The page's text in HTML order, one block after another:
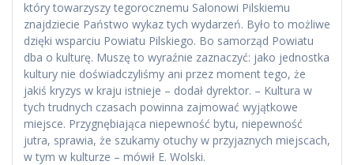
który towarzyszy tegorocznemu Salonowi Pilskiemu
znajdziecie Państwo wykaz tych wydarzeń. Było to możliwe
dzięki wsparciu Powiatu Pilskiego. Bo samorząd Powiatu
dba o kulturę. Muszę to wyraźnie zaznaczyć: jako jednostka
kultury nie doświadczyliśmy ani przez moment tego, że
jakiś kryzys w kraju istnieje – dodał dyrektor. – Kultura w
tych trudnych czasach powinna zajmować wyjątkowe
miejsce. Przygnębiająca niepewność bytu, niepewność
jutra, sprawia, że szukamy otuchy w przyjaznych miejscach,
w tym w kulturze – mówił E. Wolski.